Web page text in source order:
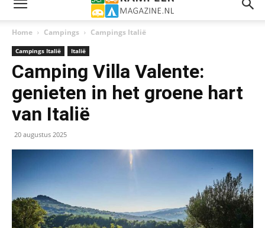
Home Campings Campings Italië
Campings Italië Italië
Camping Villa Valente:
genieten in het groene hart
van Italië
20 augustus 2025